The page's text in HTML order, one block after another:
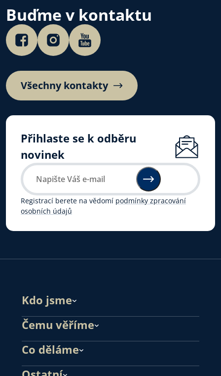
Buďme v kontaktu
Všechny kontakty
Přihlaste se k odběru
novinek
Registrací berete na vědomí podmínky zpracování
osobních údajů
Kdo jsme
Čemu věříme
Co děláme